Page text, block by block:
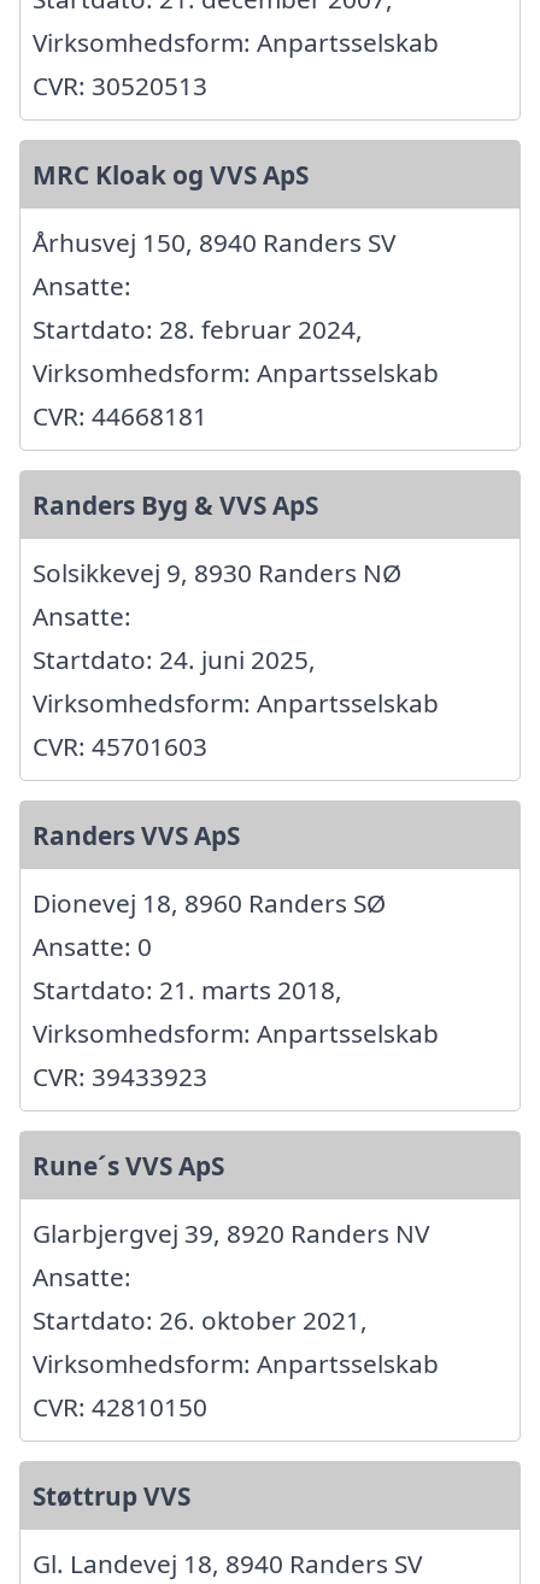
Virksomhedsform: Anpartsselskab
CVR: 30520513
MRC Kloak og VVS ApS
Århusvej 150, 8940 Randers SV
Ansatte:
Startdato: 28. februar 2024,
Virksomhedsform: Anpartsselskab
CVR: 44668181
Randers Byg & VVS ApS
Solsikkevej 9, 8930 Randers NØ
Ansatte:
Startdato: 24. juni 2025,
Virksomhedsform: Anpartsselskab
CVR: 45701603
Randers VVS ApS
Dionevej 18, 8960 Randers SØ
Ansatte: 0
Startdato: 21. marts 2018,
Virksomhedsform: Anpartsselskab
CVR: 39433923
Rune´s VVS ApS
Glarbjergvej 39, 8920 Randers NV
Ansatte:
Startdato: 26. oktober 2021,
Virksomhedsform: Anpartsselskab
CVR: 42810150
Støttrup VVS
Gl. Landevej 18, 8940 Randers SV